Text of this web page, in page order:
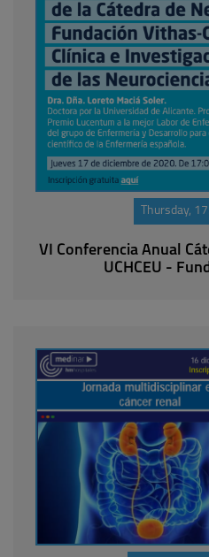
Thursday,
VI Conferencia Anual
UCHCEU -